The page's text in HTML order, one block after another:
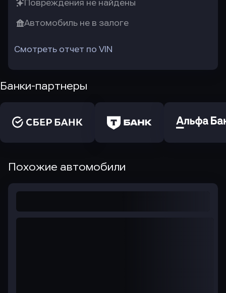
Повреждения не найдены
Автомобиль не в залоге
Смотреть отчет по VIN
Банки-партнеры
Похожие автомобили